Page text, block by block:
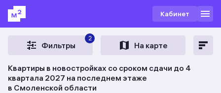
Кабинет
Фильтры
2
На карте
Квартиры в новостройках со сроком сдачи до 4
квартала 2027 на последнем этаже
в Смоленской области